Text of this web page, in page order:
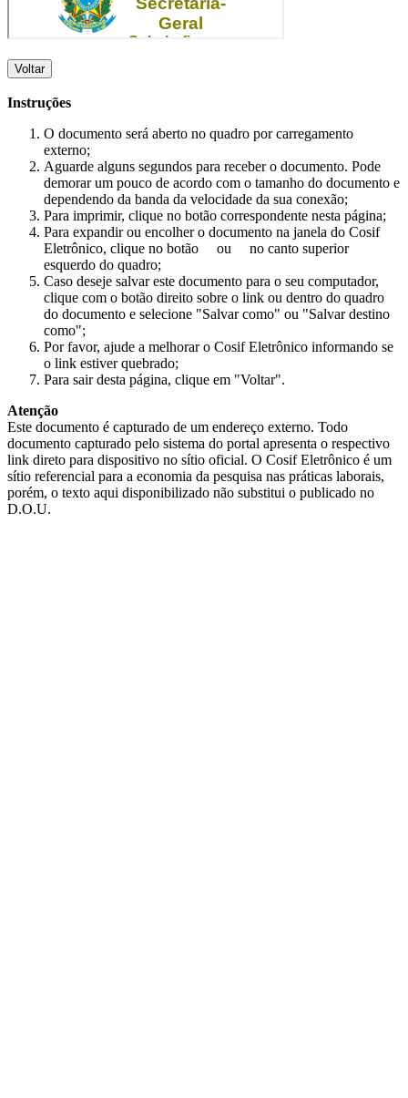
Voltar
Instruções
O documento será aberto no quadro por carregamento
externo;
Aguarde alguns segundos para receber o documento. Pode
demorar um pouco de acordo com o tamanho do documento e
dependendo da banda da velocidade da sua conexão;
Para imprimir, clique no botão correspondente nesta página;
Para expandir ou encolher o documento na janela do Cosif
Eletrônico, clique no botão
ou
no canto superior
esquerdo do quadro;
Caso deseje salvar este documento para o seu computador,
clique com o botão direito sobre o link ou dentro do quadro
do documento e selecione "Salvar como" ou "Salvar destino
como";
Por favor, ajude a melhorar o Cosif Eletrônico informando se
o link estiver quebrado;
Para sair desta página, clique em "Voltar".
Atenção
Este documento é capturado de um endereço externo. Todo
documento capturado pelo sistema do portal apresenta o respectivo
link direto para dispositivo no sítio oficial. O Cosif Eletrônico é um
sítio referencial para a economia da pesquisa nas práticas laborais,
porém, o texto aqui disponibilizado não substitui o publicado no
D.O.U.